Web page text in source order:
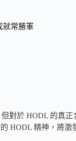
就常勝軍
對於 HODL 的真
HODL 精神，將激